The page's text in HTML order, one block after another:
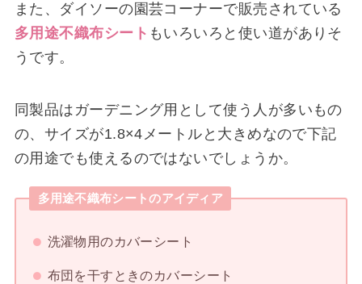
また、ダイソーの園芸コーナーで販売されている
多用途不織布シート もいろいろと使い道がありそ
うです。
同製品はガーデニング用として使う人が多いもの
の、サイズが1.8×4メートルと大きめなので下記
の用途でも使えるのではないでしょうか。
多用途不織布シートのアイディア
洗濯物用のカバーシート
布団を干すときのカバーシート